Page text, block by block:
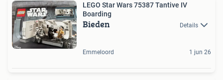
LEGO Star Wars 75387 Tantive IV
Boarding
Bieden Details
Emmeloord 1 jun 26